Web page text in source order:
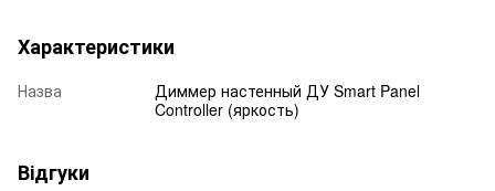
Характеристики
Назва
Диммер настенный ДУ Smart Panel
Controller (яркость)
Відгуки